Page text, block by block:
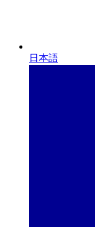
日本語